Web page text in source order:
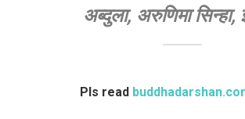
अब्दुला, अरुणिमा सिन्हा,
Pls read